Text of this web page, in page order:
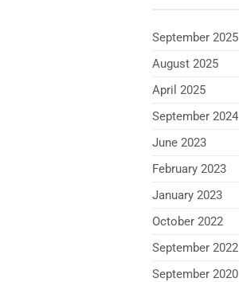
September 2025
August 2025
April 2025
September 2024
June 2023
February 2023
January 2023
October 2022
September 2022
September 2020